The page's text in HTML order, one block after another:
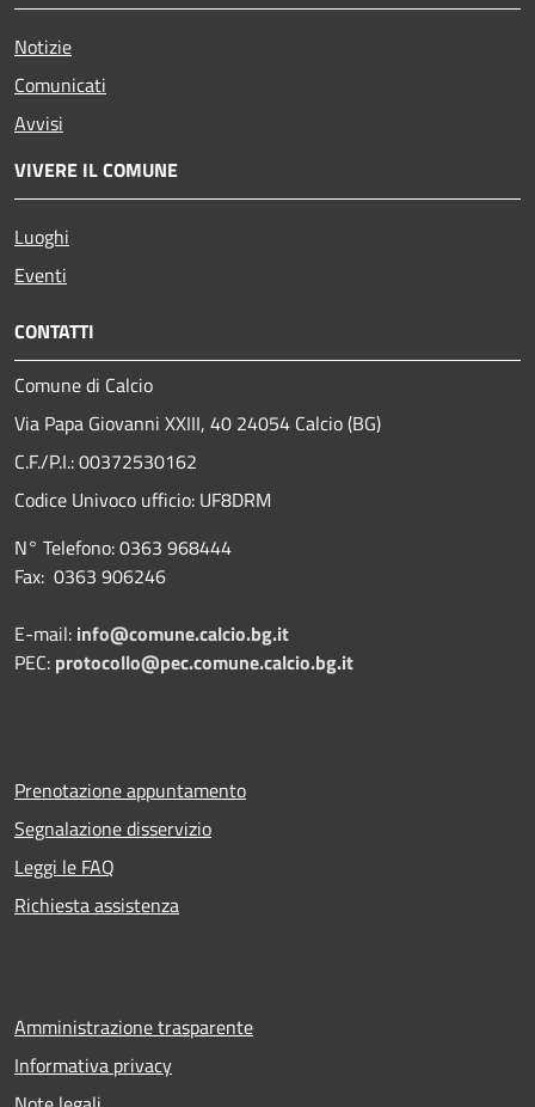
Notizie
Comunicati
Avvisi
VIVERE IL COMUNE
Luoghi
Eventi
CONTATTI
Comune di Calcio
Via Papa Giovanni XXIII, 40 24054 Calcio (BG)
C.F./P.I.: 00372530162
Codice Univoco ufficio: UF8DRM
N° Telefono: 0363 968444
Fax: 0363 906246
E-mail: info@comune.calcio.bg.it
PEC: protocollo@pec.comune.calcio.bg.it
Prenotazione appuntamento
Segnalazione disservizio
Leggi le FAQ
Richiesta assistenza
Amministrazione trasparente
Informativa privacy